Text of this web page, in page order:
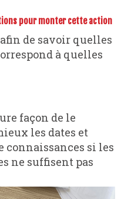
pour monter cette action
à quelles
les dates et
connaissances si les
ne suffisent pas